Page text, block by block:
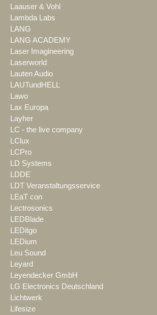
Laauser & Vohl
Lambda Labs
LANG
LANG ACADEMY
Laser Imagineering
Laserworld
Lauten Audio
LAUTundHELL
Lawo
Lax Europa
Layher
LC - the live company
LClux
LCPro
LD Systems
LDDE
LDT Veranstaltungsservice
LEaT con
Lectrosonics
LEDBlade
LEDitgo
LEDium
Leu Sound
Leyard
Leyendecker GmbH
LG Electronics Deutschland
Lichtwerk
Lifesize